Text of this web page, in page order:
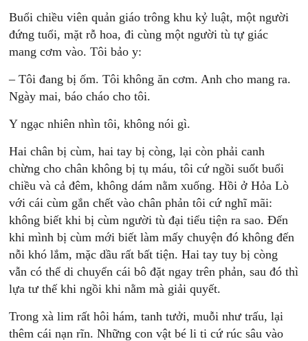
Buổi chiều viên quản giáo trông khu kỷ luật, một người
đứng tuổi, mặt rỗ hoa, đi cùng một người tù tự giác
mang cơm vào. Tôi bảo y:
– Tôi đang bị ốm. Tôi không ăn cơm. Anh cho mang ra.
Ngày mai, báo cháo cho tôi.
Y ngạc nhiên nhìn tôi, không nói gì.
Hai chân bị cùm, hai tay bị còng, lại còn phải canh
chừng cho chân không bị tụ máu, tôi cứ ngồi suốt buổi
chiều và cả đêm, không dám nằm xuống. Hồi ở Hỏa Lò
với cái cùm gắn chết vào chân phản tôi cứ nghĩ mãi:
không biết khi bị cùm người tù đại tiểu tiện ra sao. Ðến
khi mình bị cùm mới biết làm mấy chuyện đó không đến
nỗi khó lắm, mặc dầu rất bất tiện. Hai tay tuy bị còng
vẫn có thể di chuyển cái bô đặt ngay trên phản, sau đó thì
lựa tư thế khi ngồi khi nằm mà giải quyết.
Trong xà lim rất hôi hám, tanh tưởi, muỗi như trấu, lại
thêm cái nạn rĩn. Những con vật bé li ti cứ rúc sâu vào